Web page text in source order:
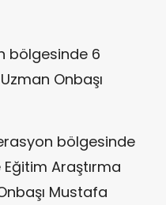
bölgesinde 6
Onbaşı
bölgesinde
Araştırma
Mustafa